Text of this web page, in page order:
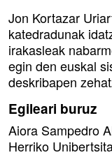
Jon Kortazar
katedradunak
irakasleak
egin den euskal
deskribapen
Egileari buruz
Aiora Sampedro
Herriko